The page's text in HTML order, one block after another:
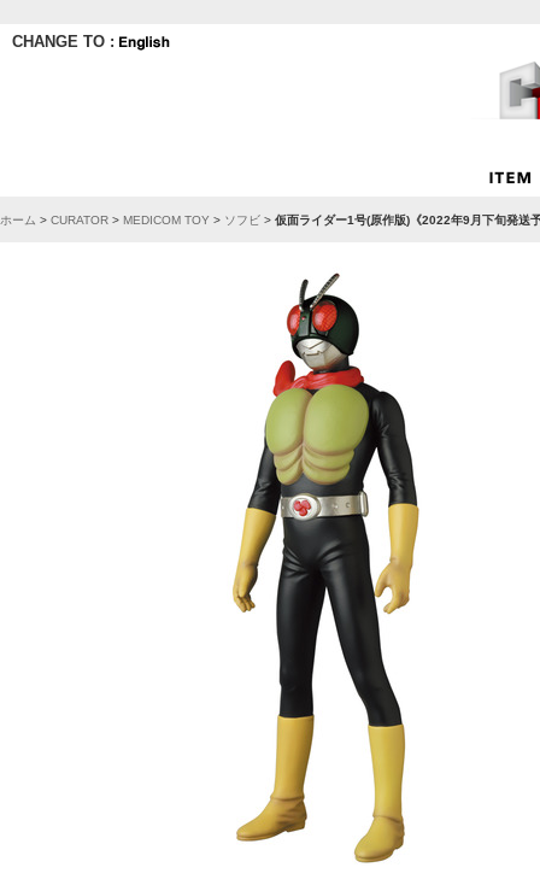
CHANGE TO :
ホーム > CURATOR > MEDICOM TOY > ソフビ > 仮面ライダー1号(原作版)《2022年9月下旬発送